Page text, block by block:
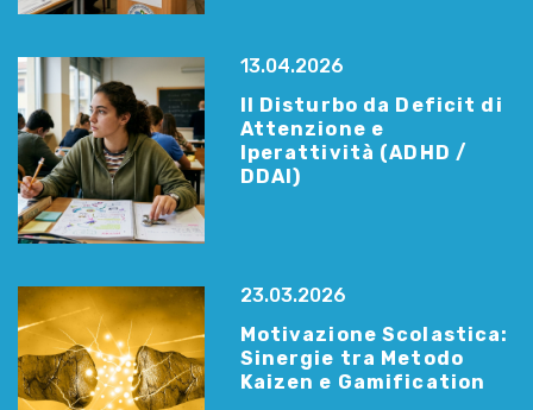
13.04.2026
Il Disturbo da Deficit di
Attenzione e
Iperattività (ADHD /
DDAI)
23.03.2026
Motivazione Scolastica:
Sinergie tra Metodo
Kaizen e Gamification